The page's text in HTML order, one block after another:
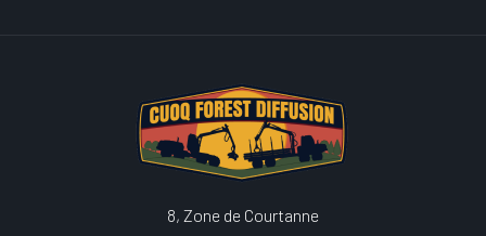
8, Zone de Courtanne